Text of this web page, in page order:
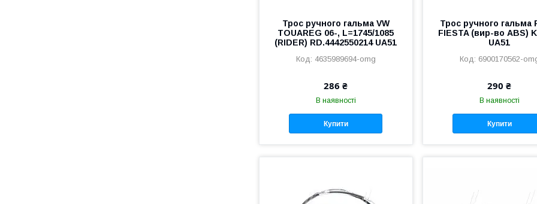
Трос ручного гальма VW
TOUAREG 06-, L=1745/1085
(RIDER) RD.4442550214 UA51
4635989694-omg
286 ₴
В наявності
Купити
Трос ручного гальма
FIESTA (вир-во ABS)
UA51
6900170562-
290 ₴
В наявності
Купити